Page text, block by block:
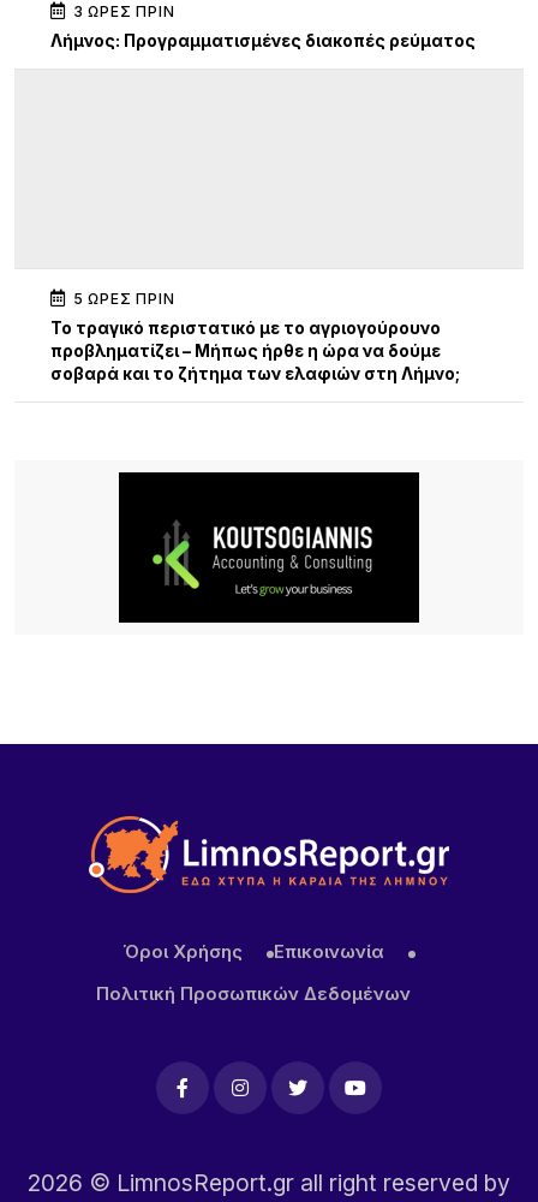
3 ΏΡΕΣ ΠΡΙΝ
Λήμνος: Προγραμματισμένες διακοπές ρεύματος
5 ΏΡΕΣ ΠΡΙΝ
Το τραγικό περιστατικό με το αγριογούρουνο
προβληματίζει – Μήπως ήρθε η ώρα να δούμε
σοβαρά και το ζήτημα των ελαφιών στη Λήμνο;
6 ΏΡΕΣ ΠΡΙΝ
Ο Ηρακλής Ατσικής προσκαλεί σε μια μεγάλη
καλοκαιρινή χοροεσπερίδα στην καρδιά του
Λουκέτα της ΑΑΔΕ σε επιχειρήσεις της Λήμνου
μετά από αιφνιδιαστικούς ελέγχους
Όροι Χρήσης
Επικοινωνία
Πολιτική Προσωπικών Δεδομένων
2026 © LimnosReport.gr all right reserved by